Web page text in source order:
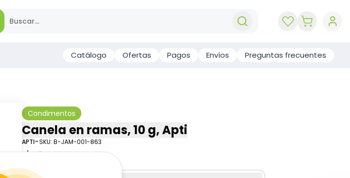
Catálogo Ofertas Pagos Envíos Preguntas frecuentes
Condimentos
Canela en ramas, 10 g, Apti
APTI-SKU: B-JAM-001-863
$ 0